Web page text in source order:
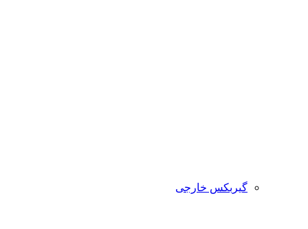
گیربکس خارجی